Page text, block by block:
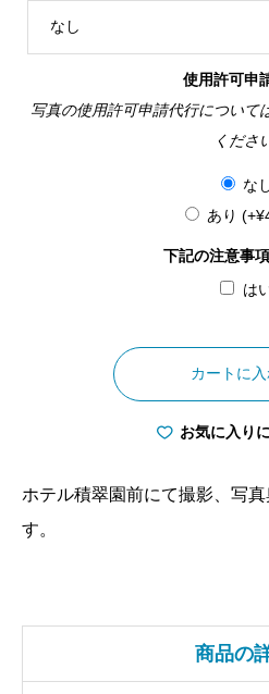
使用許可申
写真の使用許可申請代行について
くださ
な
あり (+¥
下記の注意事
は
阜
郡
お
カートに
お気に入り
ホテル積翠園前にて撮影、写
す。
商品の